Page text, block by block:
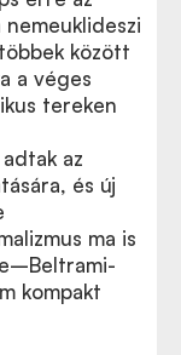
között
a véges
tereken
az
és új
ma is
kompakt